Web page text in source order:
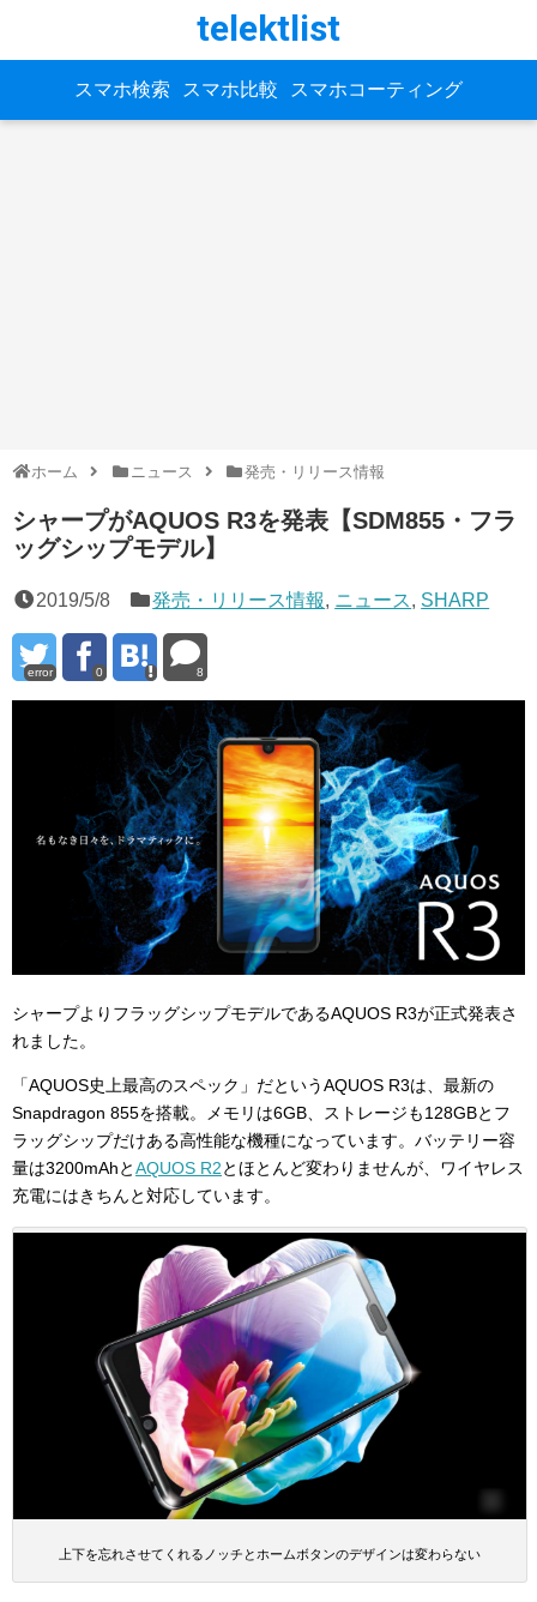
telektlist
スマホ検索 スマホ比較 スマホコーティング
ホーム ニュース 発売・リリース情報
シャープがAQUOS R3を発表【SDM855・フラ
ッグシップモデル】
2019/5/8 発売・リリース情報, ニュース, SHARP
error 0 8
シャープよりフラッグシップモデルであるAQUOS R3が正式発表さ
れました。
「AQUOS史上最高のスペック」だというAQUOS R3は、最新の
Snapdragon 855を搭載。メモリは6GB、ストレージも128GBとフ
ラッグシップだけある高性能な機種になっています。バッテリー容
量は3200mAhとAQUOS R2とほとんど変わりませんが、ワイヤレス
充電にはきちんと対応しています。
上下を忘れさせてくれるノッチとホームボタンのデザインは変わらない